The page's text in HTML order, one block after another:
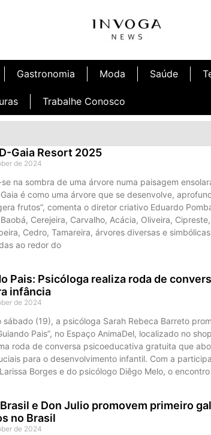
Gastronomia Moda Saúde
Trabalhe Conosco
Gaia Resort 2025
de 2024
se na sombra de uma árvore numa paisagem
é como uma árvore que se desenvolve,
frutos”, comenta o diretor criativo Eduardo
Cerejeira, Carvalho, Acácia, Oliveira, Cipreste,
Cedro, Tamareira, árvores diversas e simbólicas
ao redor do
Pais: Psicóloga realiza roda de
infância
de 2024
sábado (19), a psicóloga Sarah Rebeca Barreto
Pais”, no Espaço AnimaDel, localizado no
roda de conversa psicoeducativa gratuita que
para o desenvolvimento infantil. Com a
Borges e do psicólogo Diêgo Melo, o encontro
e Don Julio promovem primeiro
no Brasil
de 2024